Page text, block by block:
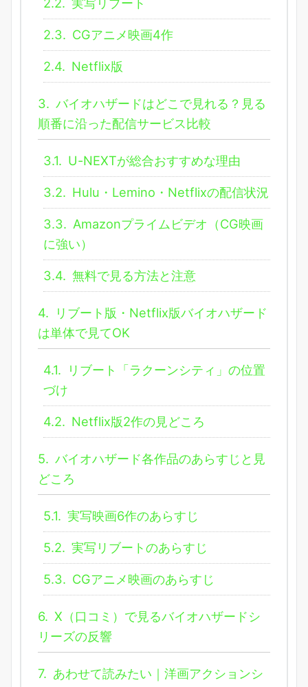
2.3. CGアニメ映画4作
2.4. Netflix版
3. バイオハザードはどこで見れる？見る
順番に沿った配信サービス比較
3.1. U-NEXTが総合おすすめな理由
3.2. Hulu・Lemino・Netflixの配信状況
3.3. Amazonプライムビデオ（CG映画
に強い）
3.4. 無料で見る方法と注意
4.
リブート版・Netflix版バイオハザード
は単体で見てOK
4.1.
リブート「ラクーンシティ」の位置
づけ
4.2. Netflix版2作の見どころ
5. バイオハザード各作品のあらすじと見
どころ
5.1. 実写映画6作のあらすじ
5.2. 実写リブートのあらすじ
5.3. CGアニメ映画のあらすじ
6. X（口コミ）で見るバイオハザードシ
リーズの反響
7. あわせて読みたい｜洋画アクションシ